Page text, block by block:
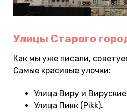
Улицы Старого
Как мы уже писали,
Самые красивые улочки:
Улица Виру и
Улица Пикк (Pikk).